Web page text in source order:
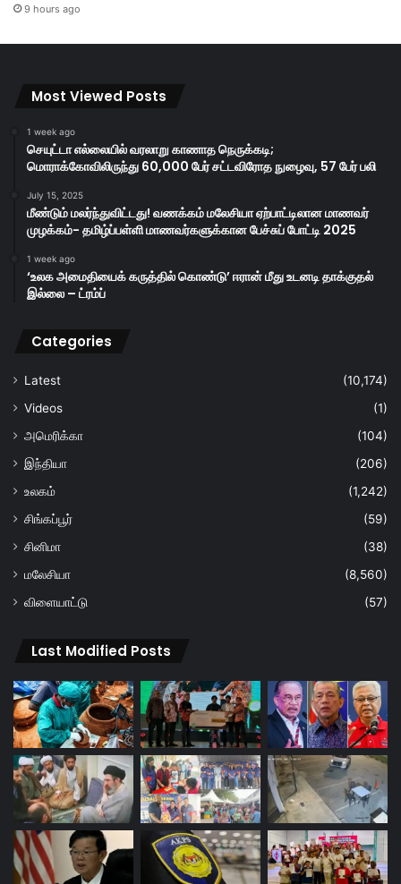
9 hours ago
Most Viewed Posts
1 week ago
செயுட்டா எல்லையில் வரலாறு காணாத நெருக்கடி;
மொராக்கோவிலிருந்து 60,000 பேர் சட்டவிரோத நுழைவு, 57 பேர் பலி
July 15, 2025
மீண்டும் மலர்ந்துவிட்டது! வணக்கம் மலேசியா ஏற்பாட்டிலான மாணவர்
முழக்கம்- தமிழ்ப்பள்ளி மாணவர்களுக்கான பேச்சுப் போட்டி 2025
1 week ago
‘உலக அமைதியைக் கருத்தில் கொண்டு’ ஈரான் மீது உடனடி தாக்குதல்
இல்லை – ட்ரம்ப்
Categories
Latest
(10,174)
Videos
(1)
அமெரிக்கா
(104)
இந்தியா
(206)
உலகம்
(1,242)
சிங்கப்பூர்
(59)
சினிமா
(38)
மலேசியா
(8,560)
விளையாட்டு
(57)
Last Modified Posts